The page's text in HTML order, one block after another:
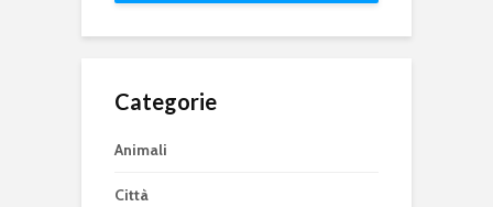
Categorie
Animali
Città